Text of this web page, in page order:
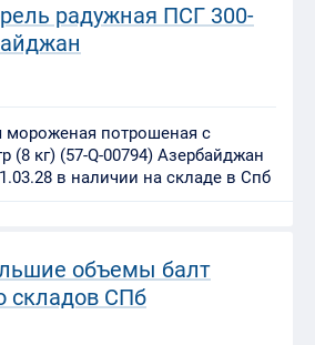
радужная ПСГ 300-
мороженая потрошеная с
(8 кг) (57-Q-00794) Азербайджан
в наличии на складе в Спб
объемы балт
складов СПб